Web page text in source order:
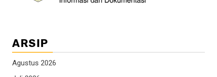
ARSIP
Agustus 2026